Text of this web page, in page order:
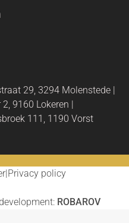
29, 3294 Molenstede |
9160 Lokeren |
111, 1190 Vorst
Privacy policy
ROBAROV